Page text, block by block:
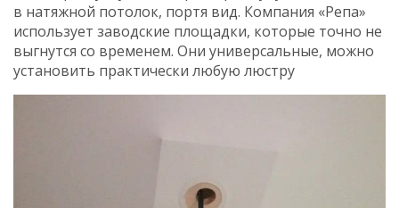
в натяжной потолок, портя вид. Компания «Репа»
использует заводские площадки, которые точно не
выгнутся со временем. Они универсальные, можно
установить практически любую люстру
экзамены и делают скрытый обвод труб.
временем он может искривиться, а если заглянуть
за занавеску, увидите кусок дерева и
необработанный черновой потолок.
А самое неприятное, снаружи видно вставку,
которая со временем может пойти волнами. Чтобы
алюминиевый профиль БП40. Снаружи для него не
Главное, алюминий - прочный материал, который